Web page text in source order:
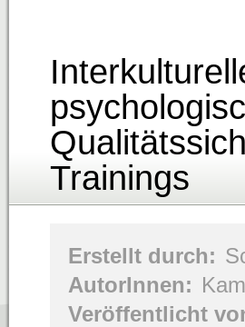
Trainings
Erstellt durch:
AutorInnen:
Veröffentlicht